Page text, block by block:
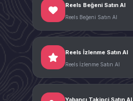
Reels Beğeni Satın Al
Reels Beğeni Satın Al
Reels İzlenme Satın Al
Reels İzlenme Satın Al